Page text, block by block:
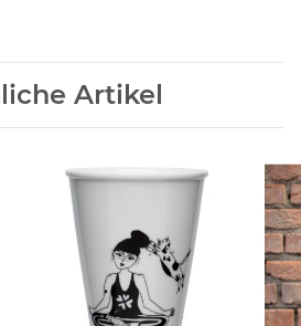
Artikel